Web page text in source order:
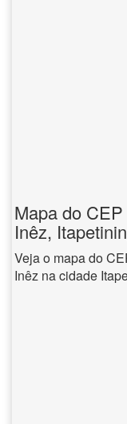
Mapa do
Inêz,
Veja o mapa do
Inêz na cidade